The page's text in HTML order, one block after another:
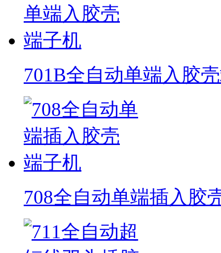
701B全自动单端入胶
708全自动单端插入胶